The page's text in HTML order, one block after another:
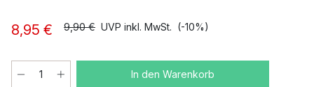
8,95 € 9,90 € UVP inkl. MwSt. (-10%)
In den Warenkorb